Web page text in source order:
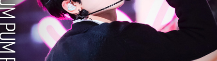
MC 스페셜